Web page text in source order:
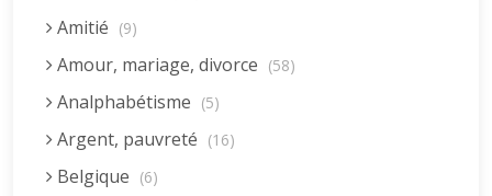
Amitié (9)
Amour, mariage, divorce (58)
Analphabétisme (5)
Argent, pauvreté (16)
Belgique (6)